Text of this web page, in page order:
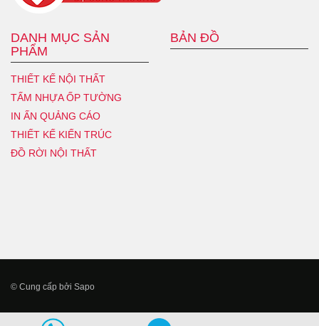
DANH MỤC SẢN
PHẨM
THIẾT KẾ NỘI THẤT
TẤM NHỰA ỐP TƯỜNG
IN ẤN QUẢNG CÁO
THIẾT KẾ KIẾN TRÚC
ĐỒ RỜI NỘI THẤT
BẢN ĐỒ
© Cung cấp bởi Sapo